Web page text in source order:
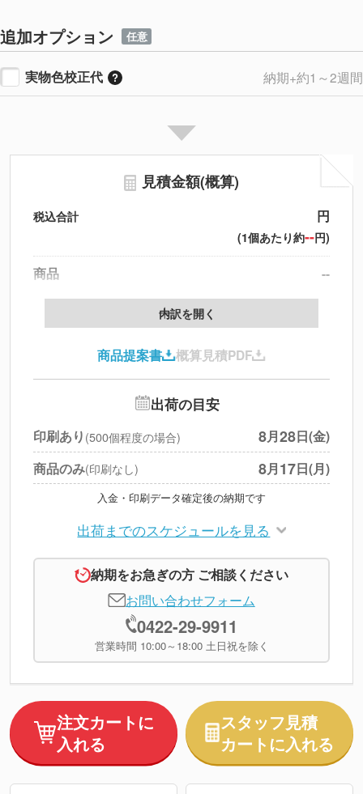
追加オプション 任意
実物色校正代 納期+約1～2週間
見積金額(概算)
税込合計 円
(1個あたり約--円)
商品
--
製版代
印刷代
北海道・沖縄・離島 別途
円
※上記小計は税別です
内訳を開く
商品提案書 概算見積PDF
出荷の目安
印刷あり (500個程度の場合) 8月28日(金)
商品のみ(印刷なし) 8月17日(月)
入金・印刷データ確定後の納期です
出荷までのスケジュールを見る
納期をお急ぎの方 ご相談ください
お問い合わせフォーム
0422-29-9911
営業時間 10:00～18:00 土日祝を除く
注文カートに
入れる
スタッフ見積
カートに入れる